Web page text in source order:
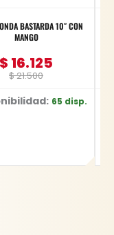
BASTARDA 10″ CON
MANGO
$21.500
$ 16.125
65 disp.